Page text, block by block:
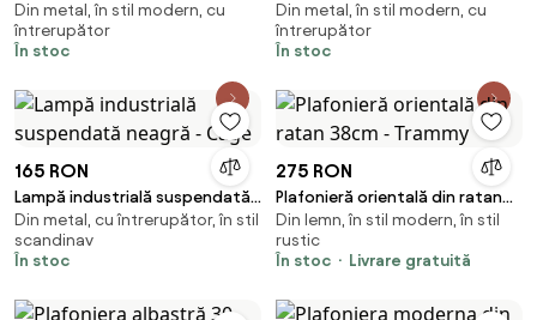
cu 2 lumini, înclinabilă - Lesly
Din metal, în stil modern, cu
întrerupător
În stoc
lumini reglabile dreptunghiulare
- Jeana
Din metal, în stil modern, cu
întrerupător
În stoc
165 RON
Lampă industrială suspendată
neagră - Cage
Din metal, cu întrerupător, în stil
scandinav
În stoc
275 RON
Plafonieră orientală din ratan
38cm - Trammy
Din lemn, în stil modern, în stil
rustic
În stoc
Livrare gratuită